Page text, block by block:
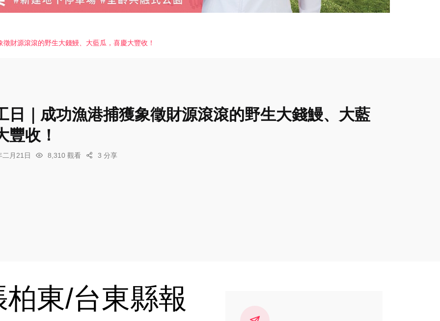
財源滾滾的野生大錢鰻、大藍瓜，喜慶大豐收！
日｜成功漁港捕獲象徵財源滾滾的野生大錢鰻、大藍
豐收！
二月21日 8,310 觀看 3 分享
東/台東縣報